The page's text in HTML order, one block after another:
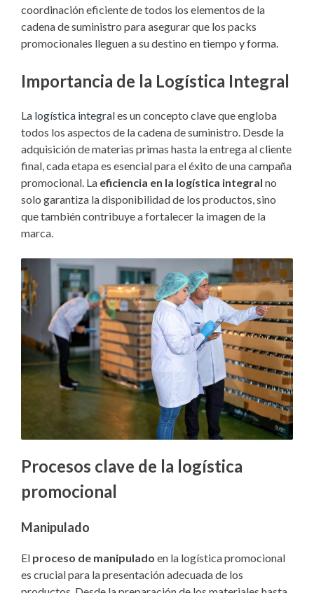
coordinación eficiente de todos los elementos de la
cadena de suministro para asegurar que los packs
promocionales lleguen a su destino en tiempo y forma.
Importancia de la Logística Integral
La logística integrales un concepto clave que engloba
todos los aspectos de la cadena de suministro. Desde la
adquisición de materias primas hasta la entrega al cliente
final, cada etapa es esencial para el éxito de una campaña
promocional. La eficiencia en la logística integral no
solo garantiza la disponibilidad de los productos, sino
que también contribuye a fortalecer la imagen de la
marca.
Procesos clave de la logística
promocional
Manipulado
El proceso de manipulado en la logística promocional
es crucial para la presentación adecuada de los